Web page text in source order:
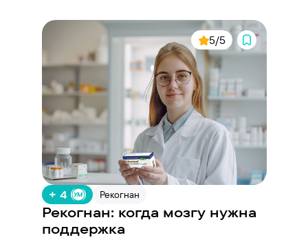
5/5
+ 4 Рекогнан
Рекогнан: когда мозгу нужна
поддержка